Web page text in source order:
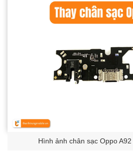
Hình ảnh chân sạc Oppo